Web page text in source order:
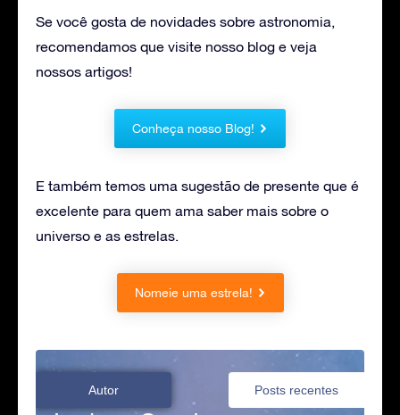
Se você gosta de novidades sobre astronomia,
recomendamos que visite nosso blog e veja
nossos artigos!
Conheça nosso Blog!
E também temos uma sugestão de presente que é
excelente para quem ama saber mais sobre o
universo e as estrelas.
Nomeie uma estrela!
Autor Posts recentes